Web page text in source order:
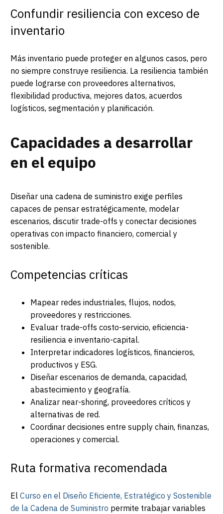
Confundir resiliencia con exceso de
inventario
Más inventario puede proteger en algunos casos, pero
no siempre construye resiliencia. La resiliencia también
puede lograrse con proveedores alternativos,
flexibilidad productiva, mejores datos, acuerdos
logísticos, segmentación y planificación.
Capacidades a desarrollar
en el equipo
Diseñar una cadena de suministro exige perfiles
capaces de pensar estratégicamente, modelar
escenarios, discutir trade-offs y conectar decisiones
operativas con impacto financiero, comercial y
sostenible.
Competencias críticas
Mapear redes industriales, flujos, nodos,
proveedores y restricciones.
Evaluar trade-offs costo-servicio, eficiencia-
resiliencia e inventario-capital.
Interpretar indicadores logísticos, financieros,
productivos y ESG.
Diseñar escenarios de demanda, capacidad,
abastecimiento y geografía.
Analizar near-shoring, proveedores críticos y
alternativas de red.
Coordinar decisiones entre supply chain, finanzas,
operaciones y comercial.
Ruta formativa recomendada
El Curso en el Diseño Eficiente, Estratégico y Sostenible
de la Cadena de Suministro permite trabajar variables